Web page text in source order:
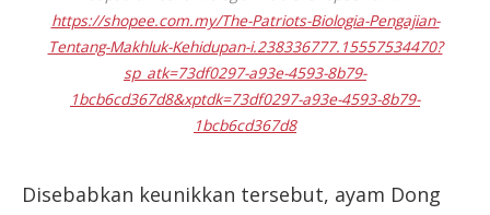
https://shopee.com.my/The-Patriots-Biologia-Pengajian-
Tentang-Makhluk-Kehidupan-i.238336777.15557534470?
sp_atk=73df0297-a93e-4593-8b79-
1bcb6cd367d8&xptdk=73df0297-a93e-4593-8b79-
1bcb6cd367d8
Disebabkan keunikkan tersebut, ayam Dong